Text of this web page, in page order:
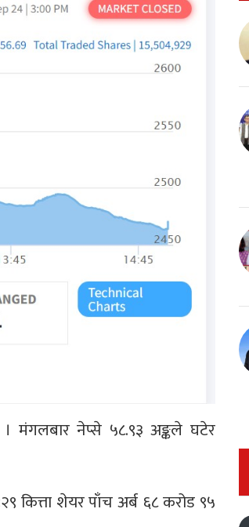
मंगलबार नेप्से ५८.९३ अङ्कले घटेर
कित्ता शेयर पाँच अर्ब ६८ करोड ९५